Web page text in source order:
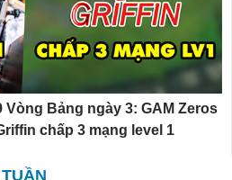
Vòng Bảng ngày 3: GAM Zeros
chấp 3 mạng level 1